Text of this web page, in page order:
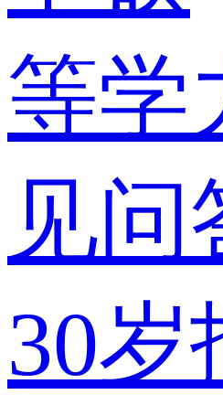
等学
见问
30岁